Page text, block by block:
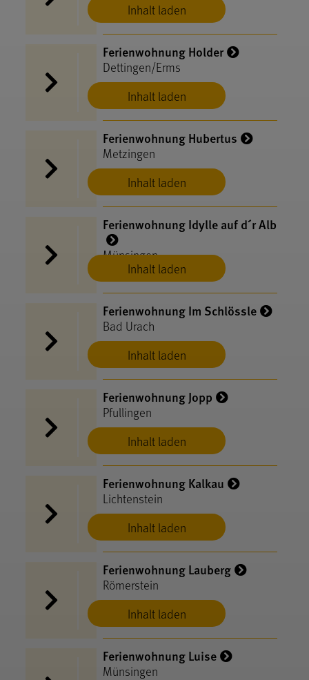
Inhalt laden
Inhalt laden
Ferienwohnung Holder
Dettingen/Erms
Inhalt laden
Ferienwohnung Hubertus
Metzingen
Inhalt laden
Ferienwohnung Idylle auf d´r Alb
Münsingen
Inhalt laden
Ferienwohnung Im Schlössle
Bad Urach
Inhalt laden
Ferienwohnung Jopp
Pfullingen
Inhalt laden
Ferienwohnung Kalkau
Lichtenstein
Inhalt laden
Ferienwohnung Lauberg
Römerstein
Ferienwohnung Luise
Münsingen